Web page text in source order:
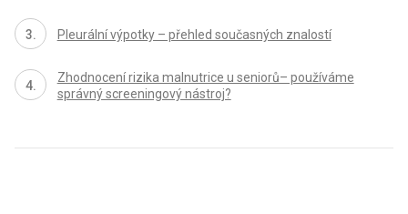
Pleurální výpotky – přehled současných znalostí
Zhodnocení rizika malnutrice u seniorů– používáme
správný screeningový nástroj?